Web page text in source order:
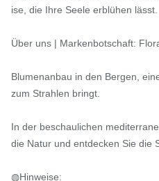
ise, die Ihre Seele erblühen lässt.
Über uns | Markenbotschaft:
Blumenanbau in den Bergen,
zum Strahlen bringt.
In der beschaulichen
die Natur und entdecken Sie die
◍Hinweise: